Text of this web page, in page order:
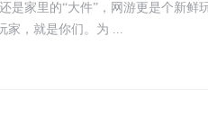
家里的“大件”，网游更是个新鲜
家，就是你们。为 ...